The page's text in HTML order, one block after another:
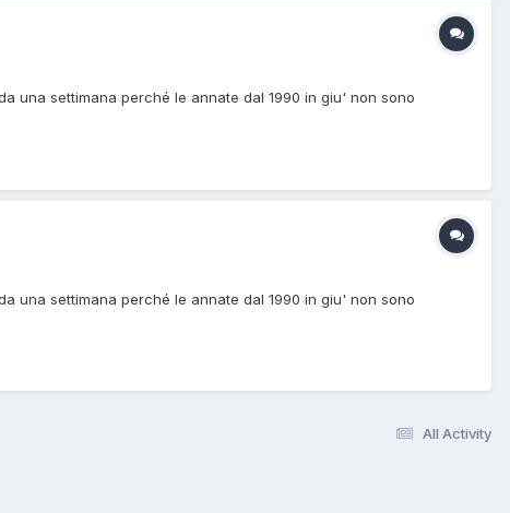
una settimana perché le annate dal 1990 in giu' non sono
una settimana perché le annate dal 1990 in giu' non sono
All Activity